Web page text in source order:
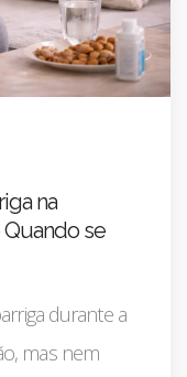
na
Quando se
durante a
mas nem